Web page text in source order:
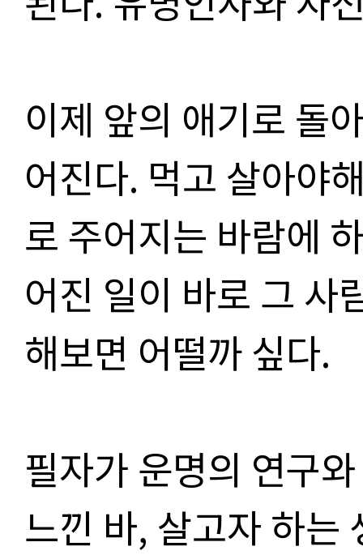
이제 앞의 애기로 돌
어진다. 먹고 살아야
로 주어지는 바람에
어진 일이 바로 그 사
해보면 어떨까 싶다.
필자가 운명의 연구
느낀 바, 살고자 하는